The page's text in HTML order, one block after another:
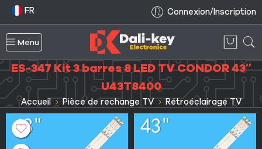
FR Connexion/Inscription
Menu
ES-347 Kit 3 barres 8 LED TV CONDOR 43″
U43T8400
Accueil Pièce de rechange TV Rétroéclairage TV